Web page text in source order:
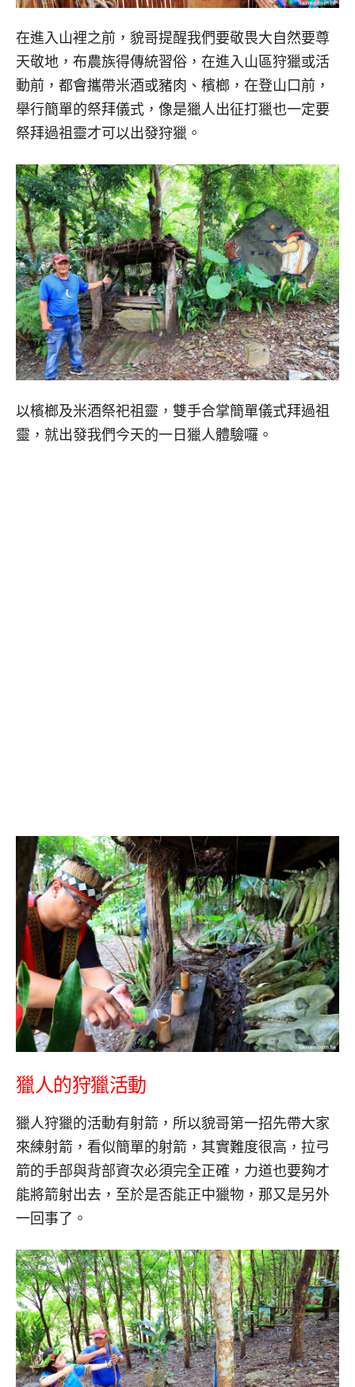
在進入山裡之前，貌哥提醒我們要敬畏大自然要尊
天敬地，布農族得傳統習俗，在進入山區狩獵或活
動前，都會攜帶米酒或豬肉、檳榔，在登山口前，
舉行簡單的祭拜儀式，像是獵人出征打獵也一定要
祭拜過祖靈才可以出發狩獵。
以檳榔及米酒祭祀祖靈，雙手合掌簡單儀式拜過祖
靈，就出發我們今天的一日獵人體驗囉。
獵人的狩獵活動
獵人狩獵的活動有射箭，所以貌哥第一招先帶大家
來練射箭，看似簡單的射箭，其實難度很高，拉弓
箭的手部與背部資次必須完全正確，力道也要夠才
能將箭射出去，至於是否能正中獵物，那又是另外
一回事了。